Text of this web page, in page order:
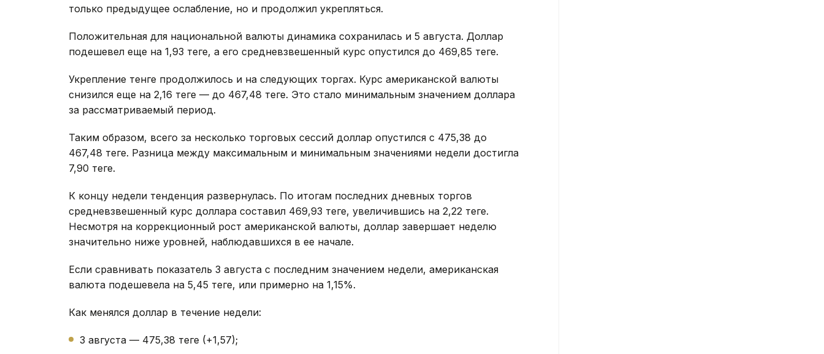
только предыдущее ослабление, но и продолжил укрепляться.
Положительная для национальной валюты динамика сохранилась и 5 августа. Доллар
подешевел еще на 1,93 теңге, а его средневзвешенный курс опустился до 469,85 теңге.
Укрепление тенге продолжилось и на следующих торгах. Курс американской валюты
снизился еще на 2,16 теңге — до 467,48 теңге. Это стало минимальным значением доллара
за рассматриваемый период.
Таким образом, всего за несколько торговых сессий доллар опустился с 475,38 до
467,48 теңге. Разница между максимальным и минимальным значениями недели достигла
7,90 теңге.
К концу недели тенденция развернулась. По итогам последних дневных торгов
средневзвешенный курс доллара составил 469,93 теңге, увеличившись на 2,22 теңге.
Несмотря на коррекционный рост американской валюты, доллар завершает неделю
значительно ниже уровней, наблюдавшихся в ее начале.
Если сравнивать показатель 3 августа с последним значением недели, американская
валюта подешевела на 5,45 теңге, или примерно на 1,15%.
Как менялся доллар в течение недели:
3 августа — 475,38 теңге (+1,57);